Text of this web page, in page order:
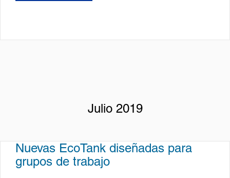
Julio 2019
Nuevas EcoTank diseñadas para
grupos de trabajo